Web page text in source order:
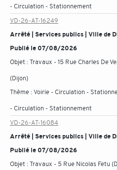
- Circulation - Stationnement
VD-26-AT-16249
Arrêté | Services publics | Ville de
Publié le 07/08/2026
Objet :Travaux - 15 Rue Charles De
(Dijon)
Thème :Voirie - Circulation -
- Circulation - Stationnement
VD-26-AT-16084
Arrêté | Services publics | Ville de
Publié le 07/08/2026
Objet :Travaux - 5 Rue Nicolas Fetu